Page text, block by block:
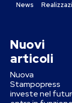
News
Nuovi
articoli
Nuova
Stampopress
investe nel